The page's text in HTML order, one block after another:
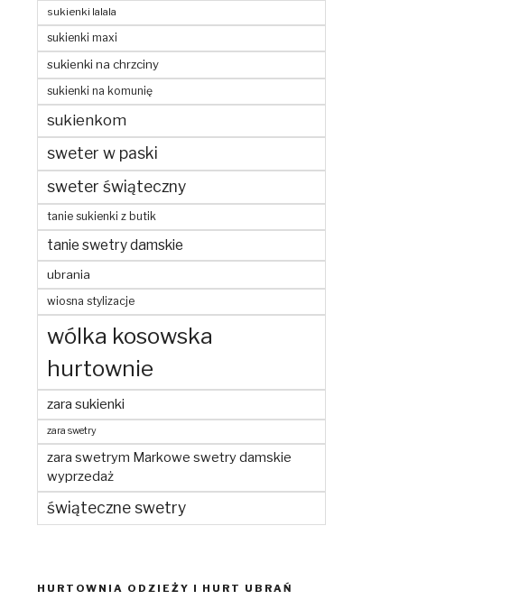
sukienki lalala
sukienki maxi
sukienki na chrzciny
sukienki na komunię
sukienkom
sweter w paski
sweter świąteczny
tanie sukienki z butik
tanie swetry damskie
ubrania
wiosna stylizacje
wólka kosowska
hurtownie
zara sukienki
zara swetry
zara swetrym Markowe swetry damskie
wyprzedaż
świąteczne swetry
HURTOWNIA ODZIEŻY I HURT UBRAŃ